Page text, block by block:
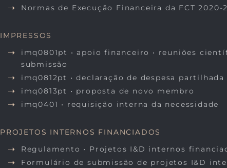
Normas de Execução Financeira da FCT 2020-
IMPRESSOS
imq0801pt • apoio financeiro • reuniões
submissão
imq0812pt • declaração de despesa partilhada
imq0813pt • proposta de novo membro
imq0401 • requisição interna da necessidade
PROJETOS INTERNOS FINANCIADOS
Regulamento • Projetos I&D internos
Formulário de submissão de projetos I&D